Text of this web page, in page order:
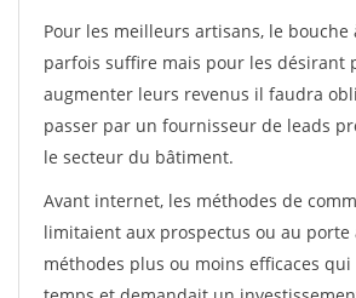
Pour les meilleurs artisans, le
parfois suffire mais pour les désirant
augmenter leurs revenus il faudra
passer par un fournisseur de leads
le secteur du bâtiment.
Avant internet, les méthodes de
limitaient aux prospectus ou au porte
méthodes plus ou moins efficaces